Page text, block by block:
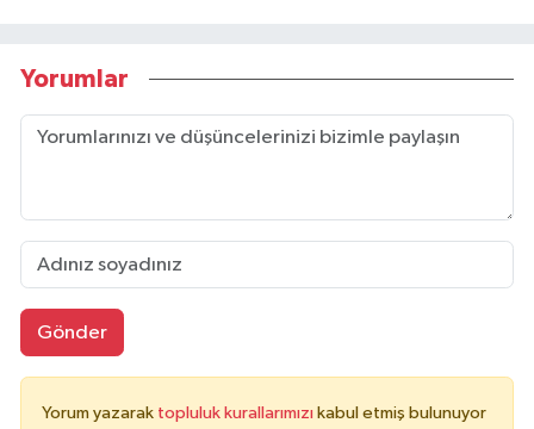
Yorumlar
Gönder
Yorum yazarak topluluk kurallarımızı kabul etmiş bulunuyor